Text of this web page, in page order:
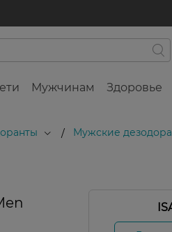
Мужчинам Здоровье
/ Мужские